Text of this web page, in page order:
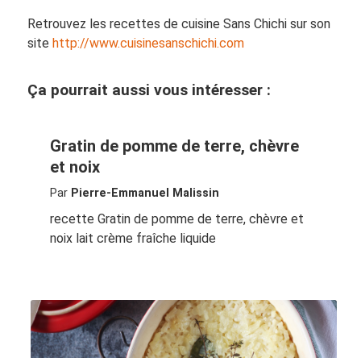
Retrouvez les recettes de cuisine Sans Chichi sur son
site http://www.cuisinesanschichi.com
Ça pourrait aussi vous intéresser :
Gratin de pomme de terre, chèvre
et noix
Par Pierre-Emmanuel Malissin
recette Gratin de pomme de terre, chèvre et
noix lait crème fraîche liquide